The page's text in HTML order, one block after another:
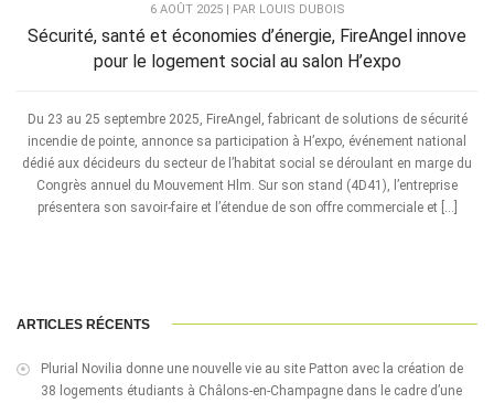
6 AOÛT 2025 | PAR LOUIS DUBOIS
Sécurité, santé et économies d’énergie, FireAngel innove
pour le logement social au salon H’expo
Du 23 au 25 septembre 2025, FireAngel, fabricant de solutions de sécurité
incendie de pointe, annonce sa participation à H’expo, événement national
dédié aux décideurs du secteur de l’habitat social se déroulant en marge du
Congrès annuel du Mouvement Hlm. Sur son stand (4D41), l’entreprise
présentera son savoir-faire et l’étendue de son offre commerciale et […]
ARTICLES RÉCENTS
Plurial Novilia donne une nouvelle vie au site Patton avec la création de
38 logements étudiants à Châlons-en-Champagne dans le cadre d’une